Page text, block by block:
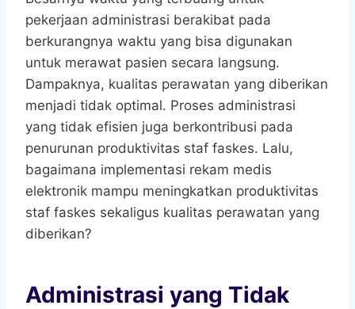
pekerjaan administrasi berakibat pada
berkurangnya waktu yang bisa digunakan
untuk merawat pasien secara langsung.
Dampaknya, kualitas perawatan yang diberikan
menjadi tidak optimal. Proses administrasi
yang tidak efisien juga berkontribusi pada
penurunan produktivitas staf faskes. Lalu,
bagaimana implementasi rekam medis
elektronik mampu meningkatkan produktivitas
staf faskes sekaligus kualitas perawatan yang
diberikan?
Administrasi yang Tidak